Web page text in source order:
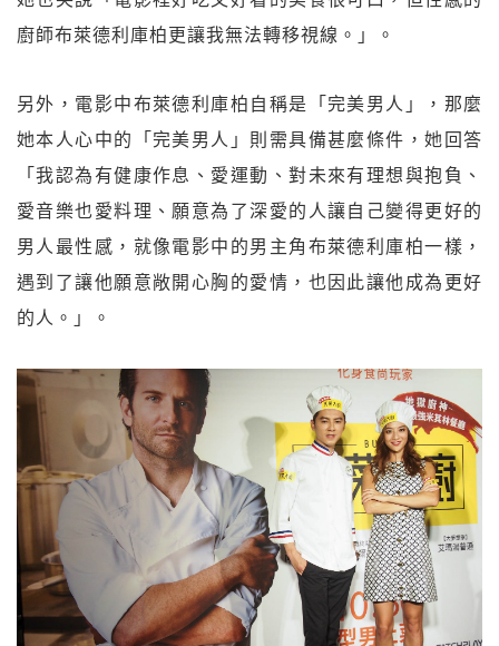
廚師布萊德利庫柏更讓我無法轉移視線。」。
另外，電影中布萊德利庫柏自稱是「完美男人」，那麼
她本人心中的「完美男人」則需具備甚麼條件，她回答
「我認為有健康作息、愛運動、對未來有理想與抱負、
愛音樂也愛料理、願意為了深愛的人讓自己變得更好的
男人最性感，就像電影中的男主角布萊德利庫柏一樣，
遇到了讓他願意敞開心胸的愛情，也因此讓他成為更好
的人。」。